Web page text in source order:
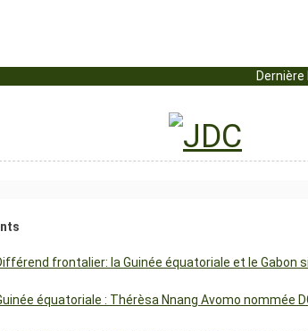
frontalier: la Guinée équatoriale et le Gabon
équatoriale : Thérèsa Nnang Avomo nommée